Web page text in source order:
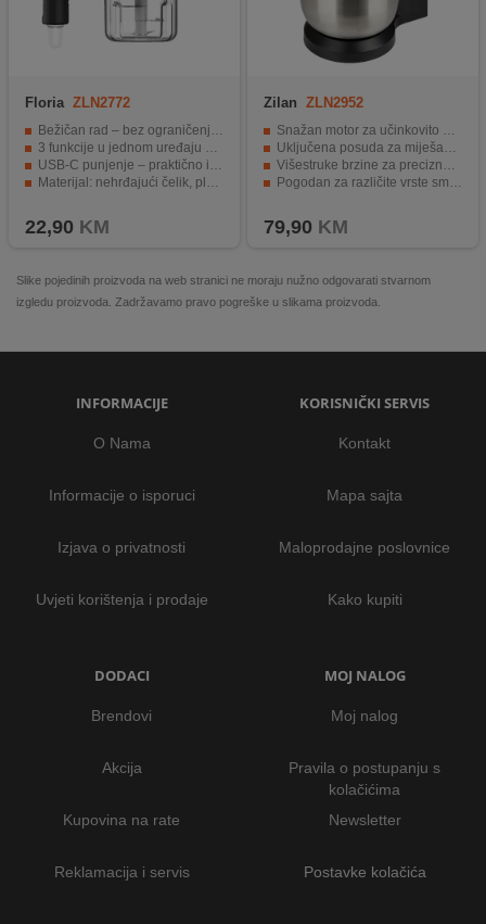
Floria ZLN2772
Bežičan rad – bez ograničenja kabela
3 funkcije u jednom uređaju – štednja prostora i troškova
USB-C punjenje – praktično i brzo
Materijal: nehrđajući čelik, plastični kućište
22,90 KM
Zilan ZLN2952
Snažan motor za učinkovito mućenje
Uključena posuda za miješanje 3.5 litara
Višestruke brzine za precizno podešavanje rada
Pogodan za različite vrste smjesa
79,90 KM
Slike pojedinih proizvoda na web stranici ne moraju nužno odgovarati stvarnom
izgledu proizvoda. Zadržavamo pravo pogreške u slikama proizvoda.
INFORMACIJE
O Nama
Informacije o isporuci
Izjava o privatnosti
Uvjeti korištenja i prodaje
KORISNIČKI SERVIS
Kontakt
Mapa sajta
Maloprodajne poslovnice
Kako kupiti
DODACI
Brendovi
Akcija
Kupovina na rate
Reklamacija i servis
MOJ NALOG
Moj nalog
Pravila o postupanju s
kolačićima
Newsletter
Postavke kolačića